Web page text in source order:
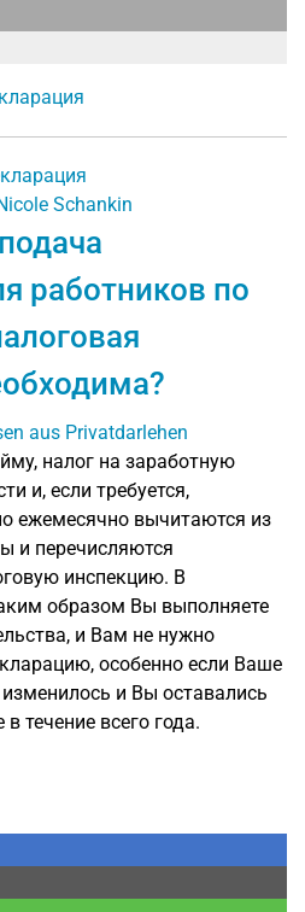
Schankin
работников по
налог на заработную
и, если требуется,
ежемесячно вычитаются из
и перечисляются
инспекцию. В
образом Вы выполняете
и Вам не нужно
особенно если Ваше
и Вы оставались
течение всего года.